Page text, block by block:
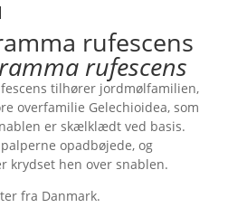
rufescens
rufescens
tilhører jordmølfamilien,
overfamilie Gelechioidea, som
er skælklædt ved basis.
opadbøjede, og
krydset hen over snablen.
fra Danmark.